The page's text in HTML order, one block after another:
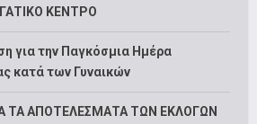
ΚΕΝΤΡΟ
για την Παγκόσμια Ημέρα
κατά των Γυναικών
ΤΑ ΑΠΟΤΕΛΕΣΜΑΤΑ ΤΩΝ ΕΚΛΟΓΩΝ